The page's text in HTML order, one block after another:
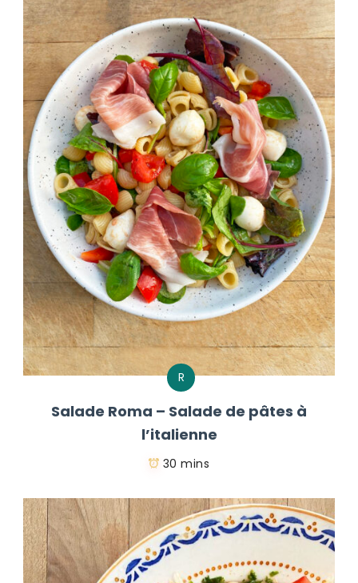
R
Salade Roma – Salade de pâtes à
l’italienne
30 mins